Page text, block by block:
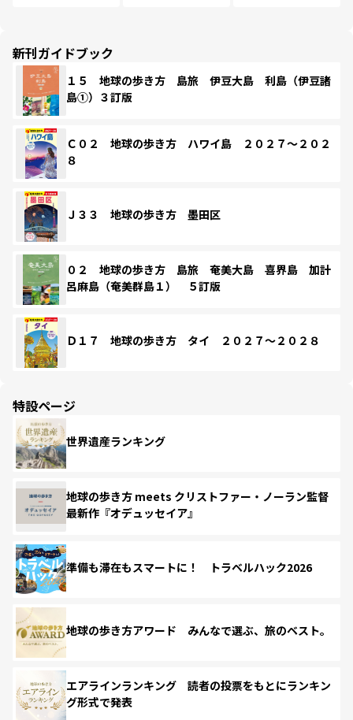
新刊ガイドブック
１５ 地球の歩き方 島旅 伊豆大島 利島（伊豆諸
島①）３訂版
Ｃ０２ 地球の歩き方 ハワイ島 ２０２７～２０２
８
Ｊ３３ 地球の歩き方 墨田区
０２ 地球の歩き方 島旅 奄美大島 喜界島 加計
呂麻島（奄美群島１） ５訂版
Ｄ１７ 地球の歩き方 タイ ２０２７～２０２８
特設ページ
世界遺産ランキング
地球の歩き方 meets クリストファー・ノーラン監督
最新作『オデュッセイア』
準備も滞在もスマートに！ トラベルハック2026
地球の歩き方アワード みんなで選ぶ、旅のベスト。
エアラインランキング 読者の投票をもとにランキン
グ形式で発表